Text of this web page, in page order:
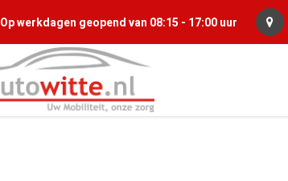
Op werkdagen geopend van 08:15 - 17:00 uur